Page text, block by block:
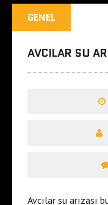
GENEL
AVCILAR SU
Avcılar su arızası